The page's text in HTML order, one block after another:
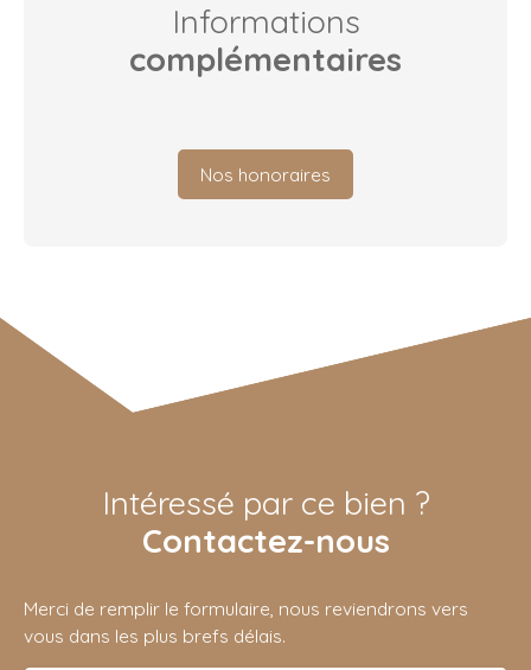
Informations
complémentaires
Nos honoraires
Intéressé par ce bien ?
Contactez-nous
Merci de remplir le formulaire, nous reviendrons vers
vous dans les plus brefs délais.